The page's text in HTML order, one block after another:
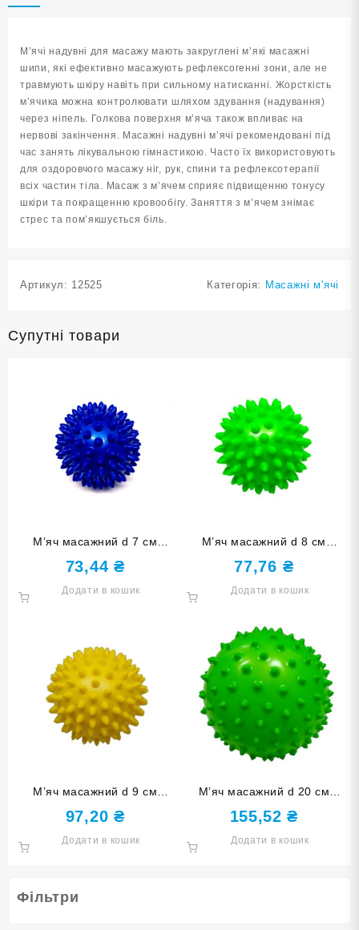
Фільтри
жовтий
М’ячі надувні для масажу мають закруглені м’які масажні
шипи, які ефективно масажують рефлексогенні зони, але не
травмують шкіру навіть при сильному натисканні. Жорсткість
м’ячика можна контролювати шляхом здування (надування)
через ніпель. Голкова поверхня м’яча також впливає на
нервові закінчення. Масажні надувні м’ячі рекомендовані під
час занять лікувальною гімнастикою. Часто їх використовують
для оздоровчого масажу ніг, рук, спини та рефлексотерапії
всіх частин тіла. Масаж з м’ячем сприяє підвищенню тонусу
шкіри та покращенню кровообігу. Заняття з м’ячем знімає
стрес та пом’якшується біль.
Артикул: 12525 Категорія: Масажні м'ячі
Супутні товари
М’яч масажний d 7 см
надувний синій D7-С
73,44 ₴
Додати в кошик
М’яч масажний d 8 см
надувний зелений D8-З
77,76 ₴
Додати в кошик
М’яч масажний d 9 см
жовтий надувний D9 (60Гр)-
Ж
97,20 ₴
Додати в кошик
М’яч масажний d 20 см
зелений надувний D20-З
155,52₴
Додати в кошик